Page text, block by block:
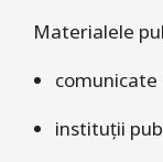
Materialele
comunicate
instituții